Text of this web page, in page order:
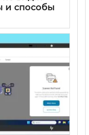
и способы